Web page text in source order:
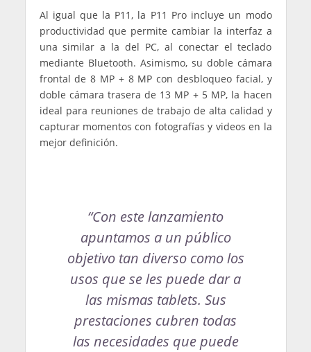
Al igual que la P11, la P11 Pro incluye un modo
productividad que permite cambiar la interfaz a
una similar a la del PC, al conectar el teclado
mediante Bluetooth. Asimismo, su doble cámara
frontal de 8 MP + 8 MP con desbloqueo facial, y
doble cámara trasera de 13 MP + 5 MP, la hacen
ideal para reuniones de trabajo de alta calidad y
capturar momentos con fotografías y videos en la
mejor definición.
“Con este lanzamiento
apuntamos a un público
objetivo tan diverso como los
usos que se les puede dar a
las mismas tablets. Sus
prestaciones cubren todas
las necesidades que puede